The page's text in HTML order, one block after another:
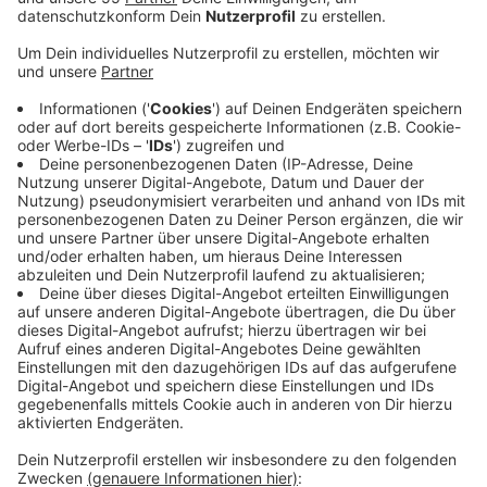
Veröffentlicht:Dienstag, 06.08.2024 06:22
Anzeige
Mit 1,64 Millionen Euro wird die Erneuerung der
K33 sowie der Neubau von Radwegen von
Winnekendonk bis Wetten gefördert. In Kranenburg
werden die Erneuerung der Frasselter Straße und der
Schottheider Straße mit 470.000 Euro und die
Erneuerung der Gocher Straße sowie des
Treppkesweg in Kranenburg-Frasselt mit 650.000 Euro
bezuschusst. Landesweit fließen nach Angaben des
Kreis Klever Grünen-Abgeordneten Volkhard Wille
damit mehr als 129 Millionen Euro vor allem in die
Verkehrssicherheit insbesondere für den Fuß- und